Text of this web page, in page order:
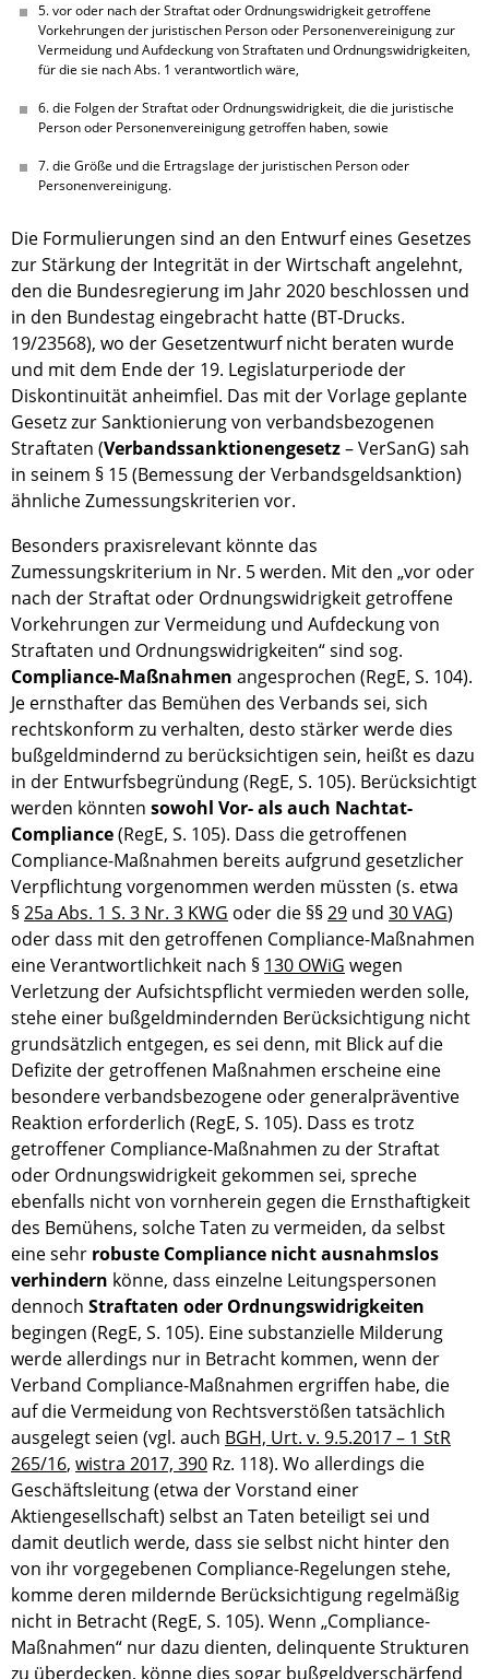
5. vor oder nach der Straftat oder Ordnungswidrigkeit getroffene
Vorkehrungen der juristischen Person oder Personenvereinigung zur
Vermeidung und Aufdeckung von Straftaten und Ordnungswidrigkeiten,
für die sie nach Abs. 1 verantwortlich wäre,
6. die Folgen der Straftat oder Ordnungswidrigkeit, die die juristische
Person oder Personenvereinigung getroffen haben, sowie
7. die Größe und die Ertragslage der juristischen Person oder
Personenvereinigung.
Die Formulierungen sind an den Entwurf eines Gesetzes
zur Stärkung der Integrität in der Wirtschaft angelehnt,
den die Bundesregierung im Jahr 2020 beschlossen und
in den Bundestag eingebracht hatte (BT‑Drucks.
19/23568), wo der Gesetzentwurf nicht beraten wurde
und mit dem Ende der 19. Legislaturperiode der
Diskontinuität anheimfiel. Das mit der Vorlage geplante
Gesetz zur Sanktionierung von verbandsbezogenen
Straftaten (Verbandssanktionengesetz– VerSanG) sah
in seinem § 15 (Bemessung der Verbandsgeldsanktion)
ähnliche Zumessungskriterien vor.
Besonders praxisrelevant könnte das
Zumessungskriterium in Nr. 5 werden. Mit den „vor oder
nach der Straftat oder Ordnungswidrigkeit getroffene
Vorkehrungen zur Vermeidung und Aufdeckung von
Straftaten und Ordnungswidrigkeiten“ sind sog.
Compliance-Maßnahmen angesprochen (RegE, S. 104).
Je ernsthafter das Bemühen des Verbands sei, sich
rechtskonform zu verhalten, desto stärker werde dies
bußgeldmindernd zu berücksichtigen sein, heißt es dazu
in der Entwurfsbegründung (RegE, S. 105). Berücksichtigt
werden könnten sowohl Vor- als auch Nachtat-
Compliance(RegE, S. 105). Dass die getroffenen
Compliance-Maßnahmen bereits aufgrund gesetzlicher
Verpflichtung vorgenommen werden müssten (s. etwa
§25a Abs. 1 S. 3 Nr. 3 KWG oder die §§29 und 30 VAG)
oder dass mit den getroffenen Compliance-Maßnahmen
eine Verantwortlichkeit nach § 130 OWiG wegen
Verletzung der Aufsichtspflicht vermieden werden solle,
stehe einer bußgeldmindernden Berücksichtigung nicht
grundsätzlich entgegen, es sei denn, mit Blick auf die
Defizite der getroffenen Maßnahmen erscheine eine
besondere verbandsbezogene oder generalpräventive
Reaktion erforderlich (RegE, S. 105). Dass es trotz
getroffener Compliance-Maßnahmen zu der Straftat
oder Ordnungswidrigkeit gekommen sei, spreche
ebenfalls nicht von vornherein gegen die Ernsthaftigkeit
des Bemühens, solche Taten zu vermeiden, da selbst
eine sehr robuste Compliance nicht ausnahmslos
verhindern könne, dass einzelne Leitungspersonen
dennoch Straftaten oder Ordnungswidrigkeiten
begingen (RegE, S. 105). Eine substanzielle Milderung
werde allerdings nur in Betracht kommen, wenn der
Verband Compliance-Maßnahmen ergriffen habe, die
auf die Vermeidung von Rechtsverstößen tatsächlich
ausgelegt seien (vgl. auch BGH, Urt. v. 9.5.2017 – 1 StR
265/16, wistra 2017, 390 Rz. 118). Wo allerdings die
Geschäftsleitung (etwa der Vorstand einer
Aktiengesellschaft) selbst an Taten beteiligt sei und
damit deutlich werde, dass sie selbst nicht hinter den
von ihr vorgegebenen Compliance-Regelungen stehe,
komme deren mildernde Berücksichtigung regelmäßig
nicht in Betracht (RegE, S. 105). Wenn „Compliance-
Maßnahmen“ nur dazu dienten, delinquente Strukturen
zu überdecken, könne dies sogar bußgeldverschärfend